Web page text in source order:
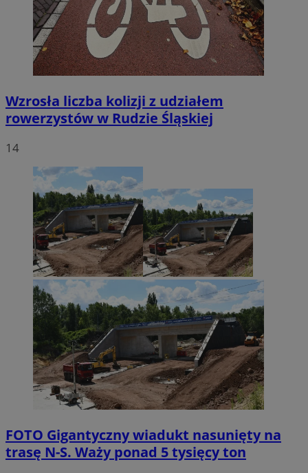
Wzrosła liczba kolizji z udziałem
rowerzystów w Rudzie Śląskiej
14
FOTO Gigantyczny wiadukt nasunięty na
trasę N-S. Waży ponad 5 tysięcy ton